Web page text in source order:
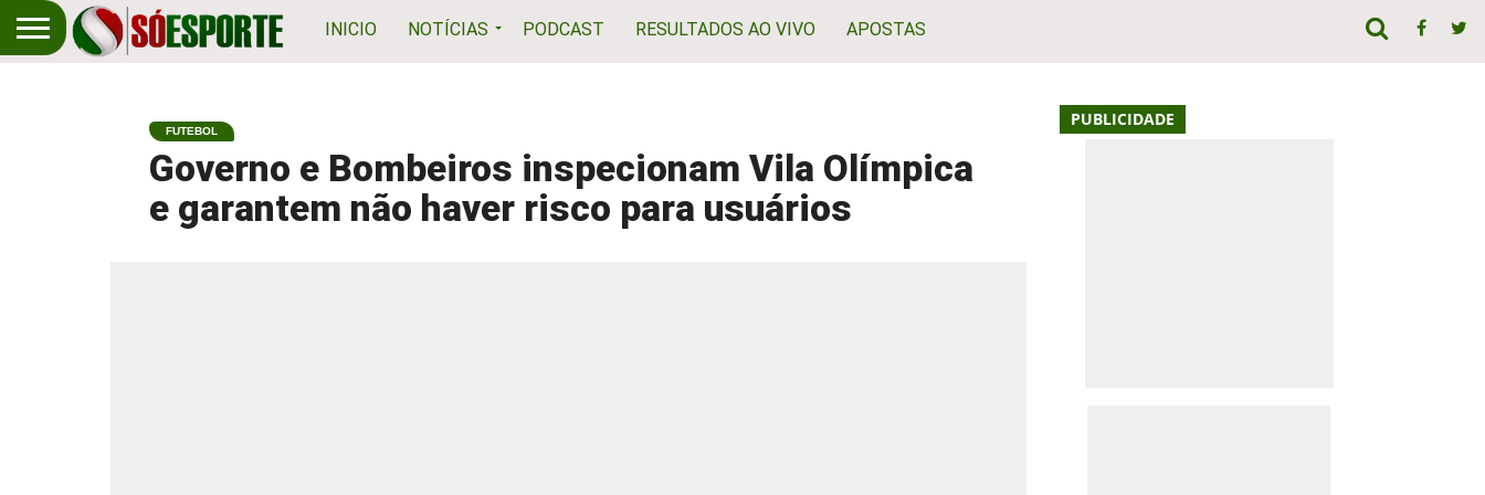
INICIO NOTÍCIAS PODCAST RESULTADOS AO VIVO APOSTAS
FUTEBOL
Governo e Bombeiros inspecionam Vila Olímpica
e garantem não haver risco para usuários
PUBLICIDADE